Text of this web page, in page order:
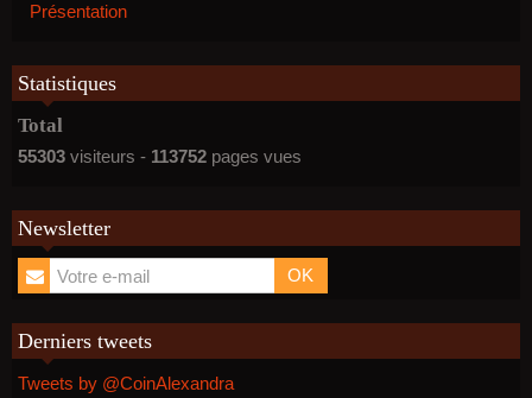
Présentation
Statistiques
Total
55303 visiteurs - 113752 pages vues
Newsletter
OK
Derniers tweets
Tweets by @CoinAlexandra